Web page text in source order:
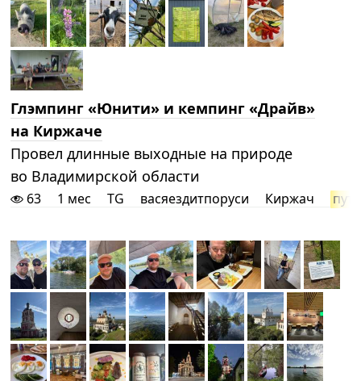
Глэмпинг «Юнити» и кемпинг «Драйв»
на Киржаче
Провел длинные выходные на природе
во Владимирской области
63 1 мес TG васяездитпоруси Киржач